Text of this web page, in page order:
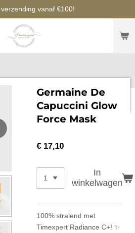
vanaf €100!
Germaine De
Capuccini Glow
Force Mask
€ 17,10
In
winkelwagen
100% stralend met
Timexpert Radiance C+! ✨